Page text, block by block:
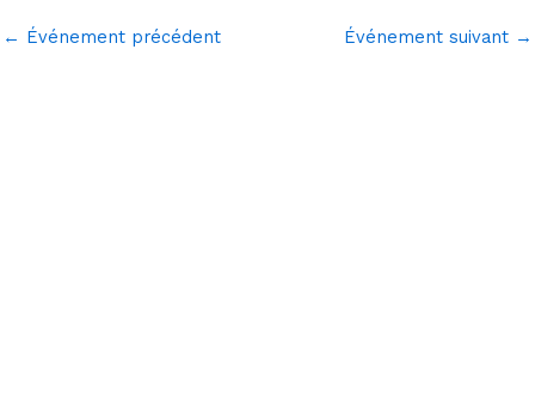
← Événement précédent Événement suivant →